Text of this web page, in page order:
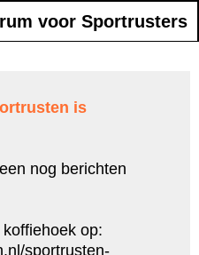
voor Sportrusters
is
nog berichten
op:
sportrusten-